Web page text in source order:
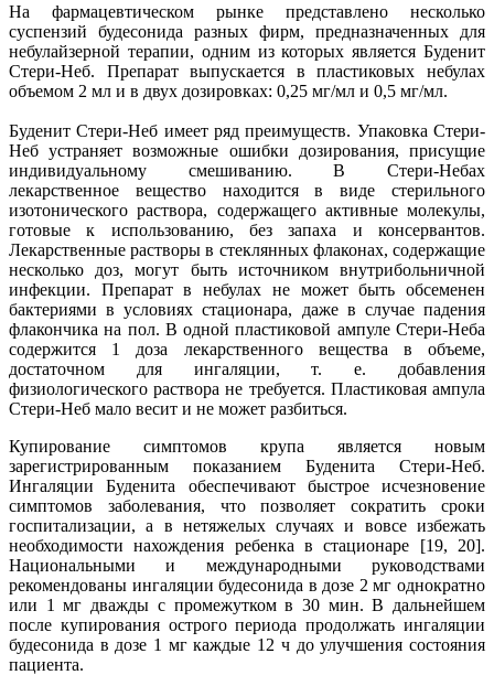
На фармацевтическом рынке представлено несколько
суспензий будесонида разных фирм, предназначенных для
небулайзерной терапии, одним из которых является Буденит
Стери-Неб. Препарат выпускается в пластиковых небулах
объемом 2 мл и в двух дозировках: 0,25 мг/мл и 0,5 мг/мл.
Буденит Стери-Неб имеет ряд преимуществ. Упаковка Стери-
Неб устраняет возможные ошибки дозирования, присущие
индивидуальному смешиванию. В Стери-Небах
лекарственное вещество находится в виде стерильного
изотонического раствора, содержащего активные молекулы,
готовые к использованию, без запаха и консервантов.
Лекарственные растворы в стеклянных флаконах, содержащие
несколько доз, могут быть источником внутрибольничной
инфекции. Препарат в небулах не может быть обсеменен
бактериями в условиях стационара, даже в случае падения
флакончика на пол. В одной пластиковой ампуле Стери-Неба
содержится 1 доза лекарственного вещества в объеме,
достаточном для ингаляции, т. е. добавления
физиологического раствора не требуется. Пластиковая ампула
Стери-Неб мало весит и не может разбиться.
Купирование симптомов крупа является новым
зарегистрированным показанием Буденита Стери-Неб.
Ингаляции Буденита обеспечивают быстрое исчезновение
симптомов заболевания, что позволяет сократить сроки
госпитализации, а в нетяжелых случаях и вовсе избежать
необходимости нахождения ребенка в стационаре [19, 20].
Национальными и международными руководствами
рекомендованы ингаляции будесонида в дозе 2 мг однократно
или 1 мг дважды с промежутком в 30 мин. В дальнейшем
после купирования острого периода продолжать ингаляции
будесонида в дозе 1 мг каждые 12 ч до улучшения состояния
пациента.